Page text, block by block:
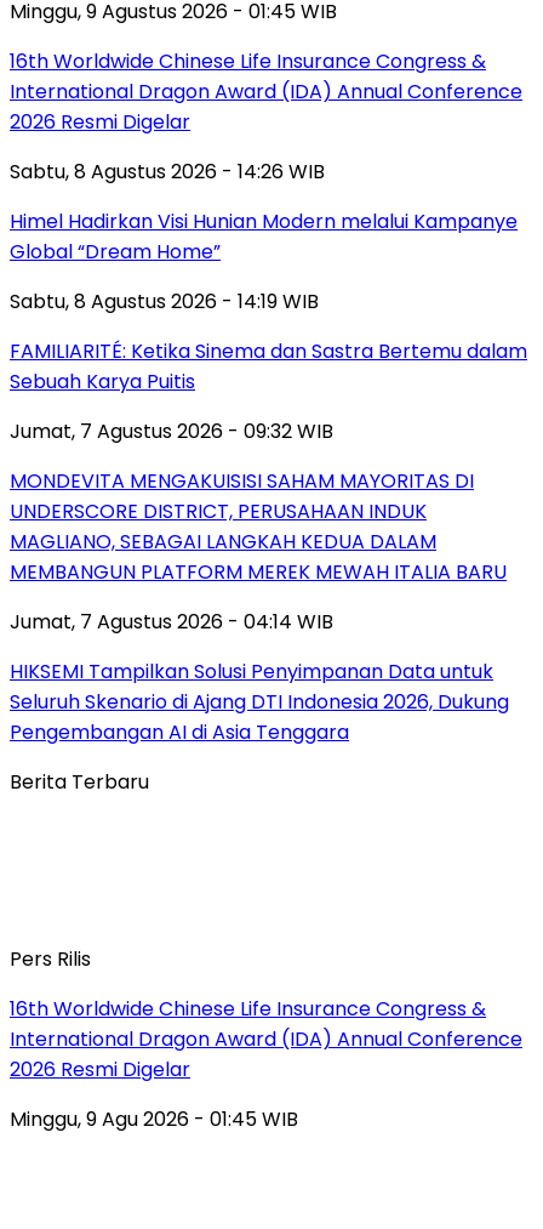
Minggu, 9 Agustus 2026 - 01:45 WIB
16th Worldwide Chinese Life Insurance Congress &
International Dragon Award (IDA) Annual Conference
2026 Resmi Digelar
Sabtu, 8 Agustus 2026 - 14:26 WIB
Himel Hadirkan Visi Hunian Modern melalui Kampanye
Global “Dream Home”
Sabtu, 8 Agustus 2026 - 14:19 WIB
FAMILIARITÉ: Ketika Sinema dan Sastra Bertemu dalam
Sebuah Karya Puitis
Jumat, 7 Agustus 2026 - 09:32 WIB
MONDEVITA MENGAKUISISI SAHAM MAYORITAS DI
UNDERSCORE DISTRICT, PERUSAHAAN INDUK
MAGLIANO, SEBAGAI LANGKAH KEDUA DALAM
MEMBANGUN PLATFORM MEREK MEWAH ITALIA BARU
Jumat, 7 Agustus 2026 - 04:14 WIB
HIKSEMI Tampilkan Solusi Penyimpanan Data untuk
Seluruh Skenario di Ajang DTI Indonesia 2026, Dukung
Pengembangan AI di Asia Tenggara
Berita Terbaru
Pers Rilis
16th Worldwide Chinese Life Insurance Congress &
International Dragon Award (IDA) Annual Conference
2026 Resmi Digelar
Minggu, 9 Agu 2026 - 01:45 WIB